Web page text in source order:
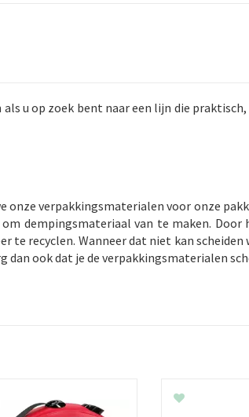
u op zoek bent naar een lijn die
onze verpakkingsmaterialen voor onze
dempingsmateriaal van te maken. Door
te recyclen. Wanneer dat niet kan scheiden
dan ook dat je de verpakkingsmaterialen